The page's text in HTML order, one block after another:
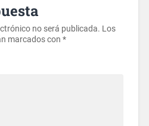
no será publicada. Los
marcados con *